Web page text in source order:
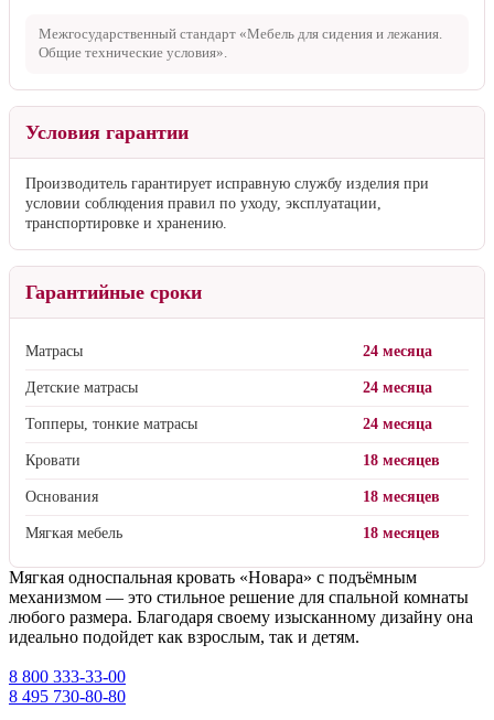
Межгосударственный стандарт «Мебель для сидения и лежания.
Общие технические условия».
Условия гарантии
Производитель гарантирует исправную службу изделия при
условии соблюдения правил по уходу, эксплуатации,
транспортировке и хранению.
Гарантийные сроки
Матрасы 24 месяца
Детские матрасы 24 месяца
Топперы, тонкие матрасы 24 месяца
Кровати 18 месяцев
Основания 18 месяцев
Мягкая мебель 18 месяцев
Мягкая односпальная кровать «Новара» с подъёмным
механизмом — это стильное решение для спальной комнаты
любого размера. Благодаря своему изысканному дизайну она
идеально подойдет как взрослым, так и детям.
8 800 333-33-00
8 495 730-80-80